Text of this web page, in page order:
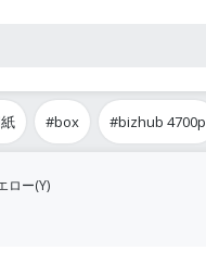
#box #bizhub 4700p
ロー(Y)